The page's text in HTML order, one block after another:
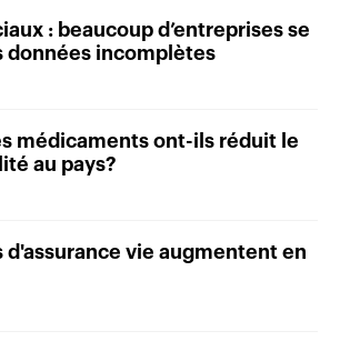
: beaucoup d’entreprises se
données incomplètes
médicaments ont-ils réduit le
au pays?
d'assurance vie augmentent en